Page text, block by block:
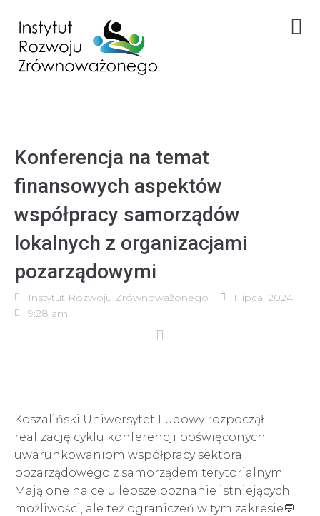
Konferencja na temat
finansowych aspektów
współpracy samorządów
lokalnych z organizacjami
pozarządowymi
Instytut Rozwoju Zrównoważonego
1 lipca, 2024
9:28 am
Koszaliński Uniwersytet Ludowy rozpoczął
realizację cyklu konferencji poświęconych
uwarunkowaniom współpracy sektora
pozarządowego z samorządem terytorialnym.
Mają one na celu lepsze poznanie istniejących
możliwości, ale też ograniczeń w tym zakresie💬